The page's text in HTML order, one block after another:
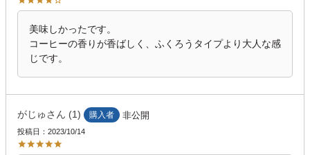
美味しかったです。
コーヒーの香りが香ばしく、ふくろうタイプより大人な感
がじゅ 1 購入者 非公開
投稿日 2023/10/14